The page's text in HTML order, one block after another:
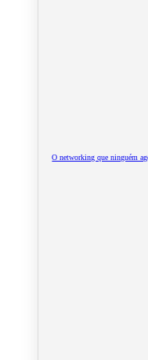
O networking que ninguém